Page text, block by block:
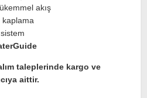
akış
kaplama
sistem
taleplerinde kargo ve
aittir.